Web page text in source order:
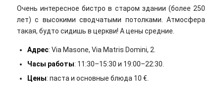
Очень интересное бистро в старом здании (более 250
лет) с высокими сводчатыми потолками. Атмосфера
такая, будто сидишь в церкви! А цены средние.
Адрес: Via Masone, Via Matris Domini, 2.
Часы работы: 11:30–15:30 и 19:00–22:30.
Цены: паста и основные блюда 10 €.